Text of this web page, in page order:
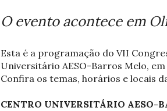
O evento acontece em
Esta é a programação do VII
Universitário AESO-Barros Melo,
Confira os temas, horários e locais
CENTRO UNIVERSITÁRIO AESO-